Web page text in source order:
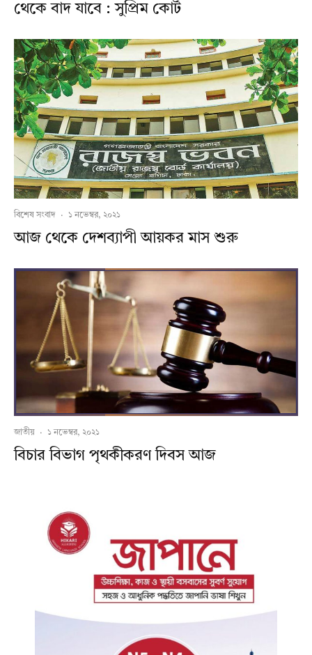
থেকে বাদ যাবে : সুপ্রিম কোর্ট
বিশেষ সংবাদ · ১ নভেম্বর, ২০২১
আজ থেকে দেশব্যাপী আয়কর মাস শুরু
জাতীয় · ১ নভেম্বর, ২০২১
বিচার বিভাগ পৃথকীকরণ দিবস আজ